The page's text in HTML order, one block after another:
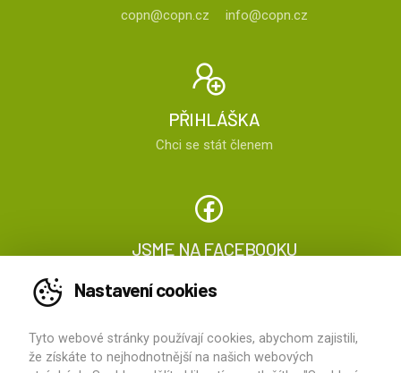
Nastavení cookies
Tyto webové stránky používají cookies, abychom zajistili,
že získáte to nejhodnotnější na našich webových
copn@copn.cz info@copn.cz
PŘIHLÁŠKA
Chci se stát členem
JSME NA FACEBOOKU
2026 ©ČOPN, všechna práva vyhrazena